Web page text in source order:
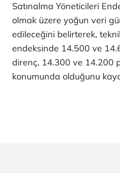
Satınalma Yöneticileri
olmak üzere yoğun veri
edileceğini belirterek,
endeksinde 14.500 ve
direnç, 14.300 ve 14.200
konumunda olduğunu